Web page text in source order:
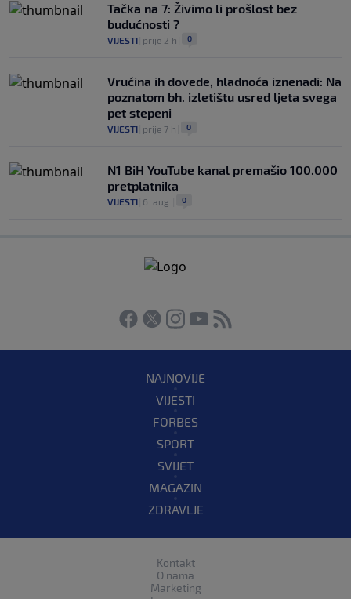
Tačka na 7: Živimo li prošlost bez
budućnosti ?
VIJESTI prije 2 h 0
Vrućina ih dovede, hladnoća iznenadi: Na
poznatom bh. izletištu usred ljeta svega
pet stepeni
VIJESTI prije 7 h 0
N1 BiH YouTube kanal premašio 100.000
pretplatnika
VIJESTI 6. aug. 0
NAJNOVIJE
VIJESTI
FORBES
SPORT
SVIJET
MAGAZIN
ZDRAVLJE
Kontakt
O nama
Marketing